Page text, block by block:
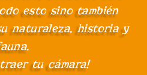
esto sino también
naturaleza, historia y
tu cámara!